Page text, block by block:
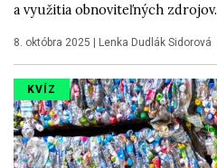
a využitia obnoviteľných zdrojov.
8. októbra 2025 Lenka Dudlák Sidorová
KVÍZ